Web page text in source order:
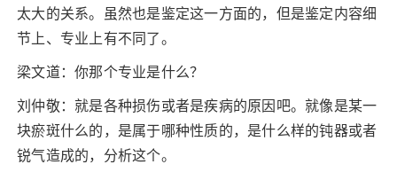
太大的关系。虽然也是鉴定这一方面的，但是鉴定内容细
节上、专业上有不同了。
梁文道：你那个专业是什么？
刘仲敬：就是各种损伤或者是疾病的原因吧。就像是某一
块瘀斑什么的，是属于哪种性质的，是什么样的钝器或者
锐气造成的，分析这个。